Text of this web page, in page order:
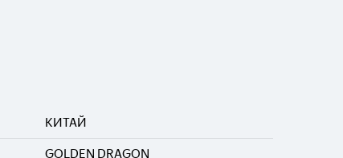
КИТАЙ
GOLDEN DRAGON